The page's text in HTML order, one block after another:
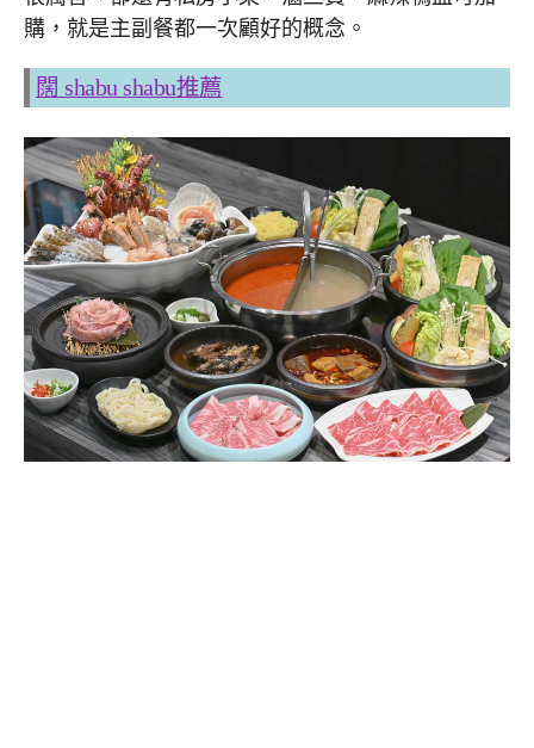
購，就是主副餐都一次顧好的概念。
闊 shabu shabu推薦